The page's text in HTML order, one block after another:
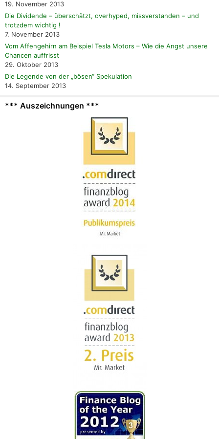
19. November 2013
Die Dividende – überschätzt, overhyped, missverstanden – und
trotzdem wichtig !
7. November 2013
Vom Affengehirn am Beispiel Tesla Motors – Wie die Angst unsere
Chancen auffrisst
29. Oktober 2013
Die Legende von der „bösen“ Spekulation
14. September 2013
*** Auszeichnungen ***